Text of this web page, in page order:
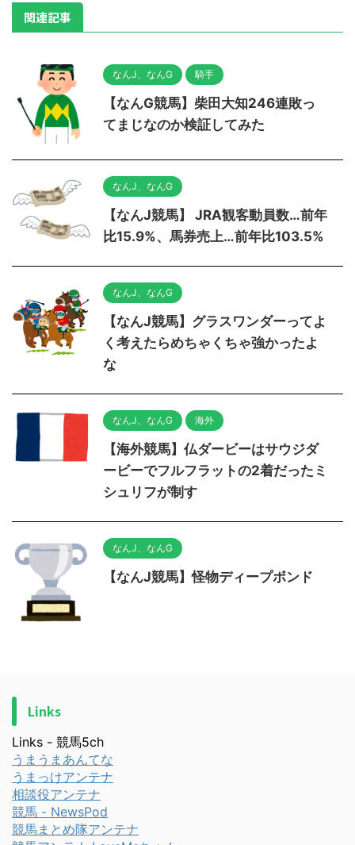
関連記事
なんJ、なんG 騎手
【なんG競馬】柴田大知246連敗っ
てまじなのか検証してみた
なんJ、なんG
【なんJ競馬】 JRA観客動員数…前年
比15.9%、馬券売上…前年比103.5%
なんJ、なんG
【なんJ競馬】グラスワンダーってよ
く考えたらめちゃくちゃ強かったよ
な
なんJ、なんG 海外
【海外競馬】仏ダービーはサウジダ
ービーでフルフラットの2着だったミ
シュリフが制す
なんJ、なんG
【なんJ競馬】怪物ディープボンド
Links
Links - 競馬5ch
うまうまあんてな
うまっけアンテナ
相談役アンテナ
競馬 - NewsPod
競馬まとめ隊アンテナ